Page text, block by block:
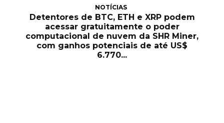
NOTÍCIAS
Detentores de BTC, ETH e XRP podem
acessar gratuitamente o poder
computacional de nuvem da SHR Miner,
com ganhos potenciais de até US$
6.770...